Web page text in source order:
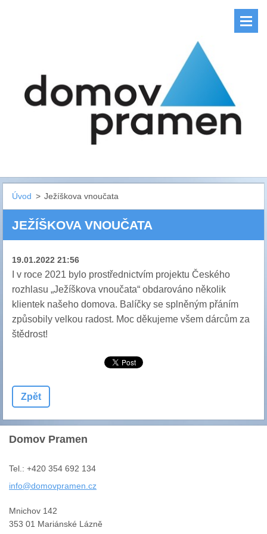
Úvod > Ježíškova vnoučata
JEŽÍŠKOVA VNOUČATA
19.01.2022 21:56
I v roce 2021 bylo prostřednictvím projektu Českého
rozhlasu „Ježíškova vnoučata“ obdarováno několik
klientek našeho domova. Balíčky se splněným přáním
způsobily velkou radost. Moc děkujeme všem dárcům za
štědrost!
Zpět
Domov Pramen
Tel.: +420 354 692 134
info@domovpramen .cz
Mnichov 142
353 01 Mariánské Lázně